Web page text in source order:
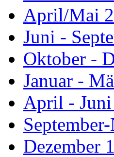
April/Mai
Juni -
Oktober -
Januar -
April -
Dezember